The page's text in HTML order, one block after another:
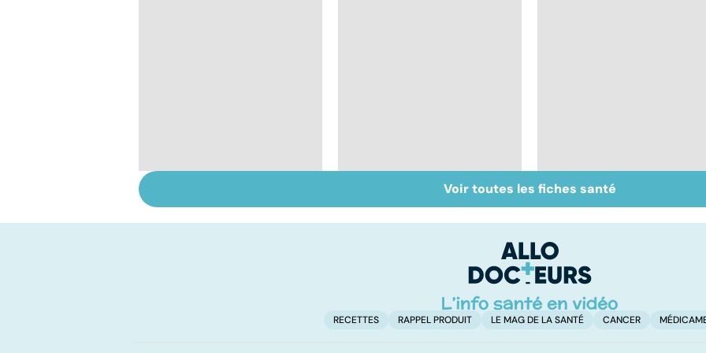
comment s'en
Vivre après un
cancer
Les aidants familiaux
aussi ont besoin
Voir toutes les fiches santé
RECETTES RAPPEL PRODUIT LE MAG DE LA SANTÉ CANCER